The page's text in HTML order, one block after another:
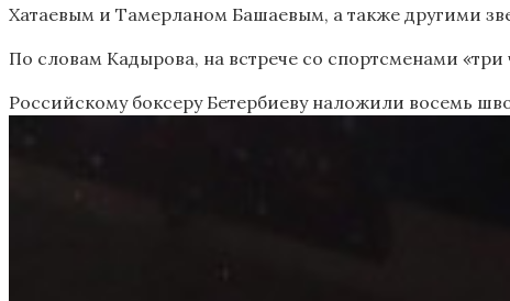
Хатаевым и Тамерланом Башаевым, а также другими
По словам Кадырова, на встрече со спортсменами
Российскому боксеру Бетербиеву наложили восемь